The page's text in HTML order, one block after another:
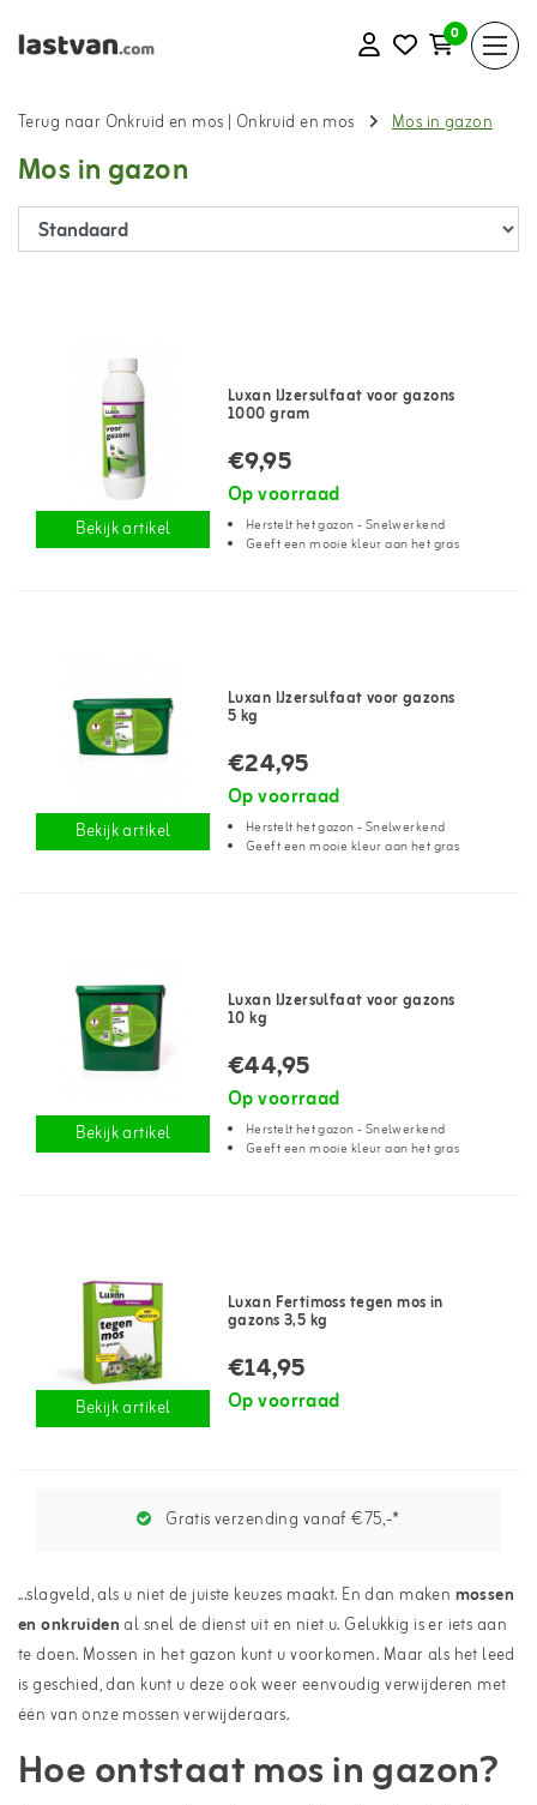
0
Terug naar Onkruid en mos | Onkruid en mos Mos in gazon
Mos in gazon
Bekijk artikel
Luxan IJzersulfaat voor gazons
1000 gram
€9,95
Op voorraad
Herstelt het gazon - Snelwerkend
Geeft een mooie kleur aan het gras
Bekijk artikel
Luxan IJzersulfaat voor gazons
5 kg
€24,95
Op voorraad
Herstelt het gazon - Snelwerkend
Geeft een mooie kleur aan het gras
Bekijk artikel
Luxan IJzersulfaat voor gazons
10 kg
€44,95
Op voorraad
Herstelt het gazon - Snelwerkend
Geeft een mooie kleur aan het gras
Bekijk artikel
Luxan Fertimoss tegen mos in
gazons 3,5 kg
€14,95
Op voorraad
Gratis verzending vanaf €75,-*
...slagveld, als u niet de juiste keuzes maakt. En dan maken mossen
en onkruidenal snel de dienst uit en niet u. Gelukkig is er iets aan
te doen. Mossen in het gazon kunt u voorkomen. Maar als het leed
is geschied, dan kunt u deze ook weer eenvoudig verwijderen met
één van onze mossen verwijderaars.
Hoe ontstaat mos in gazon?